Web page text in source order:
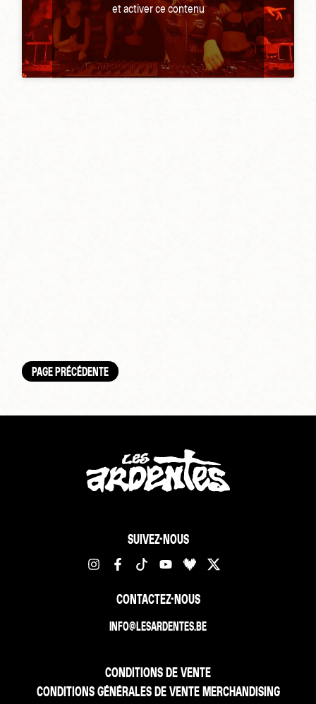
et activer ce contenu
PAGE PRÉCÉDENTE
SUIVEZ-NOUS
CONTACTEZ-NOUS
INFO@LESARDENTES.BE
CONDITIONS DE VENTE
CONDITIONS GÉNÉRALES DE VENTE MERCHANDISING